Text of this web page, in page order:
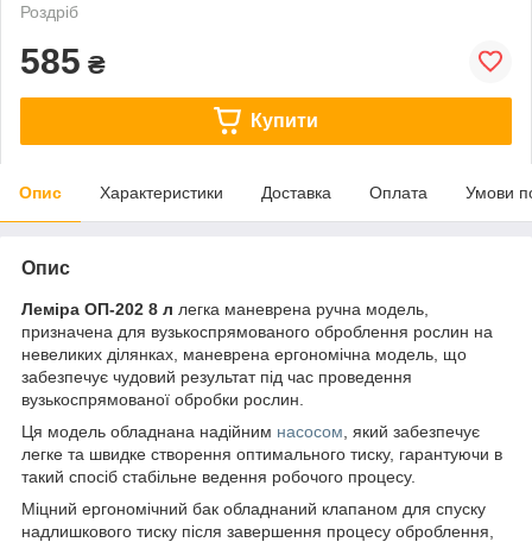
Роздріб
585 ₴
Купити
Опис Характеристики Доставка Оплата Умови
Опис
Леміра ОП-202 8 л легка маневрена ручна модель,
призначена для вузькоспрямованого оброблення рослин на
невеликих ділянках, маневрена ергономічна модель, що
забезпечує чудовий результат під час проведення
вузькоспрямованої обробки рослин.
Ця модель обладнана надійним насосом , який забезпечує
легке та швидке створення оптимального тиску, гарантуючи в
такий спосіб стабільне ведення робочого процесу.
Міцний ергономічний бак обладнаний клапаном для спуску
надлишкового тиску після завершення процесу оброблення,